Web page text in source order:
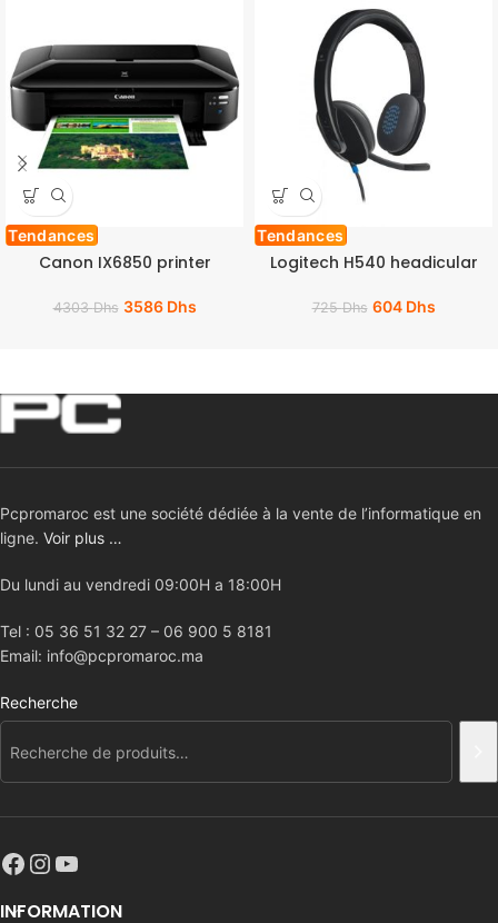
Tendances
Canon IX6850 printer
4303Dhs 3586 Dhs
Tendances
Logitech H540 headicular
725Dhs 604 Dhs
Pcpromaroc est une société dédiée à la vente de l’informatique en
ligne. Voir plus …
Du lundi au vendredi 09:00H a 18:00H
Tel : 05 36 51 32 27 – 06 900 5 8181
Email: info@pcpromaroc.ma
Recherche
INFORMATION